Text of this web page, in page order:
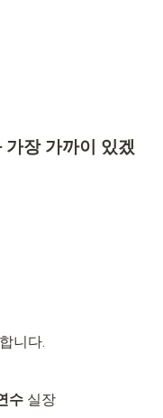
장 가까이 있겠
니다.
수 실장